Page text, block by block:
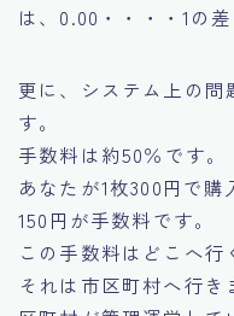
は、0.00・・・・1の差
更に、システム上の
す。
手数料は約50％です。
あなたが1枚300円で
150円が手数料です。
この手数料はどこへ行
それは市区町村へ行